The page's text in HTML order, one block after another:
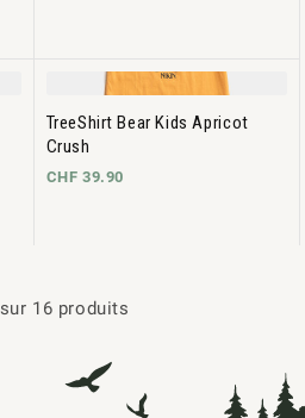
TreeShirt Bear Kids Apricot
Crush
CHF 39.90
sur 16 produits